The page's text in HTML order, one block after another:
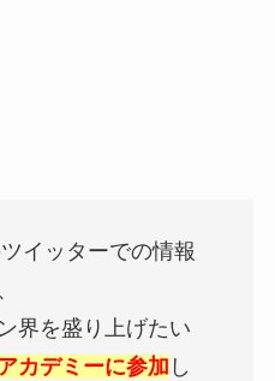
イッターでの情報
界を盛り上げたい
カデミーに参加 し